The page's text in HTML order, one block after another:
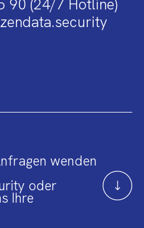
90 (24/7 Hotline)
wenden
oder
Ihre